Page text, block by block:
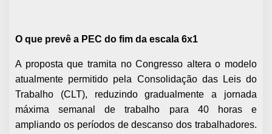
O que prevê a PEC do fim da escala 6x1
A proposta que tramita no Congresso altera o modelo
atualmente permitido pela Consolidação das Leis do
Trabalho (CLT), reduzindo gradualmente a jornada
máxima semanal de trabalho para 40 horas e
ampliando os períodos de descanso dos trabalhadores.